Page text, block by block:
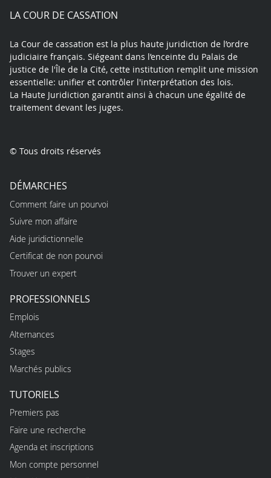
LA COUR DE CASSATION
La Cour de cassation est la plus haute juridiction de l’ordre
judiciaire français. Siégeant dans l’enceinte du Palais de
justice de l'Île de la Cité, cette institution remplit une mission
essentielle: unifier et contrôler l'interprétation des lois.
La Haute Juridiction garantit ainsi à chacun une égalité de
traitement devant les juges.
© Tous droits réservés
DÉMARCHES
Comment faire un pourvoi
Suivre mon affaire
Aide juridictionnelle
Certificat de non pourvoi
Trouver un expert
PROFESSIONNELS
Emplois
Alternances
Stages
Marchés publics
TUTORIELS
Premiers pas
Faire une recherche
Agenda et inscriptions
Mon compte personnel